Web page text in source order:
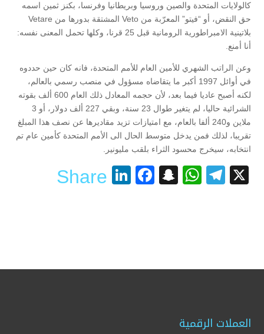
كالولايات المتحدة والصين وروسيا وبريطانيا وفرنسا، بكنز ثمين اسمه
حق النقض، أو “فيتو” المعرّبة من Veto المشتقة بدورها من Vetare
بلاتينية الامبراطورية الرومانية قبل 25 قرنا، وكلها تحمل المعنى نفسه:
أنا أمنع.
وعن الراتب الشهري للأمين العام للأمم المتحدة، فانه كان حين حددوه
في أوائل 1997 أكبر ما يتقاضاه مسؤول في منصب رسمي بالعالم،
لكنه أصبح عاديا فيما بعد، لأن حجمه المعادل ذلك العام 600 ألف بقوته
الشرائية حاليا، لم يتغير طوال 23 سنة، وبقي 227 ألف دولار، أو 3
ملاين و240 ألفا بالعام، مع امتيازات تزيد مقاديرها عن نصف هذا المبلغ
تقريبا، لذلك فمن يدخل متوسط الحال الى الأمم المتحدة كأمين عام تم
انتخابه، سيخرج محسود الثراء بلقب مليونير.
X
Telegram
WhatsApp
Snapchat
Facebook
LinkedIn
Share
العملات الرقمية